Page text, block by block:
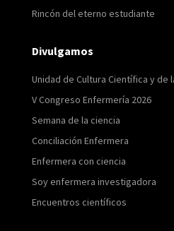
Rincón del eterno estudiante
Divulgamos
Unidad de Cultura Científica y de
V Congreso Enfermería 2026
Semana de la ciencia
Conciliación Enfermera
Enfermera con ciencia
Soy enfermera investigadora
Encuentros científicos